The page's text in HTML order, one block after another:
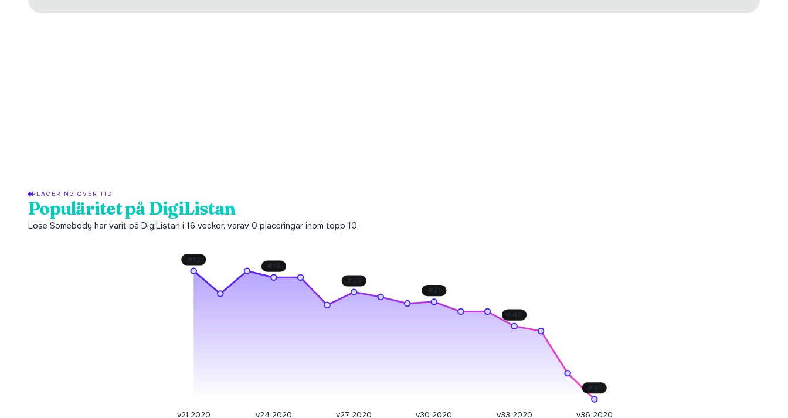
PLACERING ÖVER TID
Populäritet på DigiListan
Lose Somebody har varit på DigiListan i 16 veckor, varav 0 placeringar inom topp 10.
#12
#16
#25
#31
#46
#91
v21 2020 v24 2020 v27 2020 v30 2020 v33 2020 v36 2020